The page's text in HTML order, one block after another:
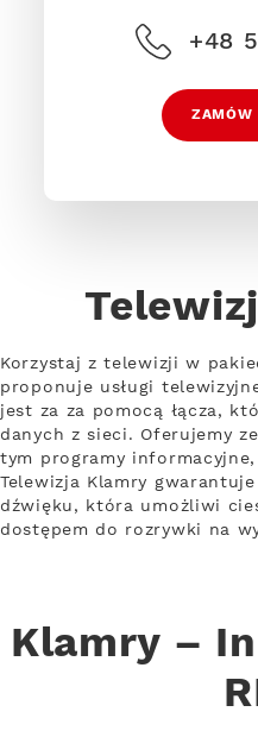
+48
ZAMÓW
Korzystaj z telewizji w
proponuje usługi
jest za za pomocą łącza,
danych z sieci. Oferujemy
tym programy
Telewizja Klamry
dźwięku, która umożliwi
dostępem do rozrywki na
Klamry –